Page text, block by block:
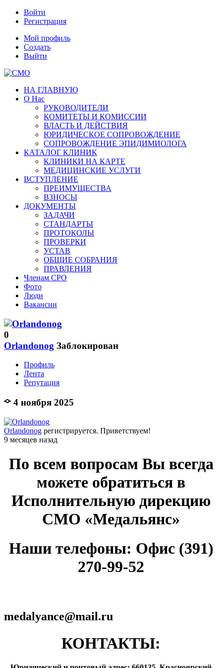
Войти
Регистрация
Мой профиль
Создать
Выйти
НА ГЛАВНУЮ
О Нас
РУКОВОДИТЕЛИ
КОМИТЕТЫ И КОМИССИИ
ВЛАСТЬ И ДЕЙСТВИЯ
ЮРИДИЧЕСКОЕ СОПРОВОЖДЕНИЕ
СОПРОВОЖДЕНИЕ ЭПИДИМИОЛОГА
КАТАЛОГ КЛИНИК
КЛИНИКИ НА КАРТЕ
МЕДИЦИНСКИЕ УСЛУГИ
ВСТУПЛЕНИЕ
ПРЕИМУЩЕСТВА
ВЗНОСЫ
ДОКУМЕНТЫ
ЗАДАЧИ
СТАНДАРТЫ
ПРОТОКОЛЫ
ПРОВЕРКИ
УСТАВ
ОБЩИЕ СОБРАНИЯ
ПРАВЛЕНИЯ
Членам СРО
Фото
Люди
Вакансии
0
Orlandonog Заблокирован
Профиль
Лента
Репутация
4 ноября 2025
Orlandonog регистрируется. Приветствуем!
9 месяцев назад
По всем вопросам Вы всегда
можете обратиться в
Исполнительную дирекцию
СМО «Медальянс»
Наши телефоны: Офис (391)
270-99-52
medalyance@mail.ru
КОНТАКТЫ: